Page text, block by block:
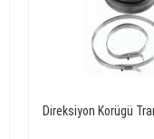
Direksiyon Korügü